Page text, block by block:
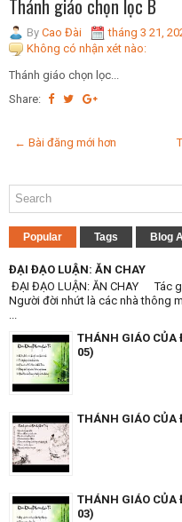
Thánh giáo chọn lọc B
By Cao Đài tháng 3 21,
Không có nhận xét nào:
Thánh giáo chọn lọc...
Share:
← Bài đăng mới hơn
Popular Tags Blog
ĐẠI ĐẠO LUẬN: ĂN CHAY
ĐẠI ĐẠO LUẬN: ĂN CHAY Tác
Người đời nhứt là các nhà thông
THÁNH GIÁO CỦA
05)
THÁNH GIÁO CỦA
THÁNH GIÁO CỦA
03)